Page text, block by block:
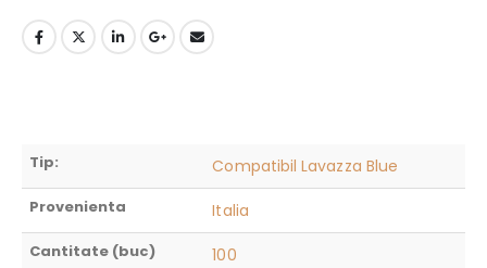
Tip: Compatibil Lavazza Blue
Provenienta Italia
Cantitate (buc) 100